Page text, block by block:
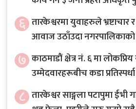
६ तारकेश्वरमा युवाहरुले भ्रष्टाचार
आवाज उठाँउदा नगरपालिकाको
७ काठमाडौं क्षेत्र नं. ६ मा
उम्मेदवारहरूबीच कडा प्रतिस्पर्धा
८ तारकेश्वर साङ्गला पटापुमा ईभी